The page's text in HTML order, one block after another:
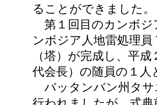
ることができました
第１回目のカンボジ
ンボジア人地雷処理
（塔）が完成し、平
代会長）の随員の１人
バッタンバン州タサ